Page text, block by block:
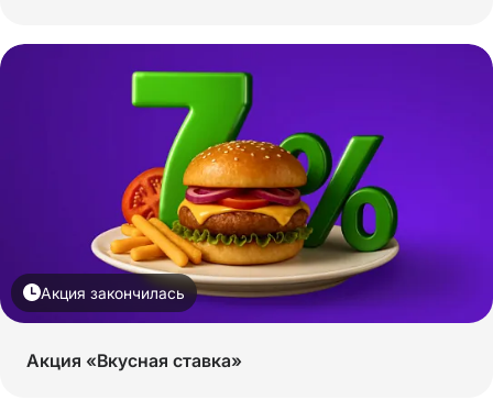
Акция закончилась
Акция «Вкусная ставка»